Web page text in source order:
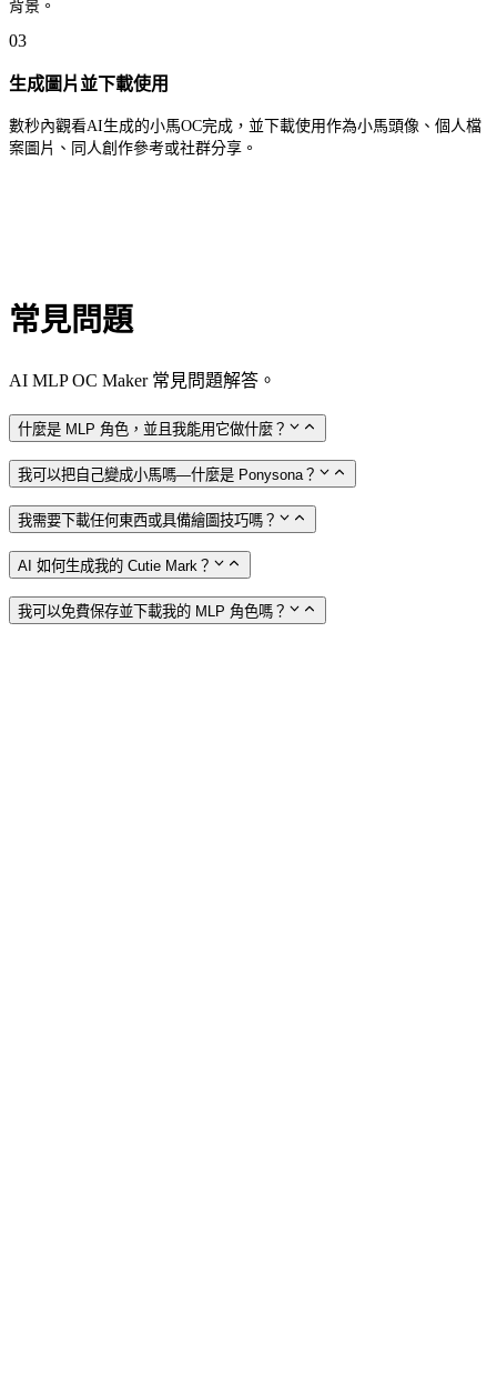
背景。
03
生成圖片並下載使用
數秒內觀看AI生成的小馬OC完成，並下載使用作為小馬頭像、個人檔
案圖片、同人創作參考或社群分享。
常見問題
AI MLP OC Maker 常見問題解答。
什麼是 MLP 角色，並且我能用它做什麼？
我可以把自己變成小馬嗎—什麼是 Ponysona？
我需要下載任何東西或具備繪圖技巧嗎？
AI 如何生成我的 Cutie Mark？
我可以免費保存並下載我的 MLP 角色嗎？